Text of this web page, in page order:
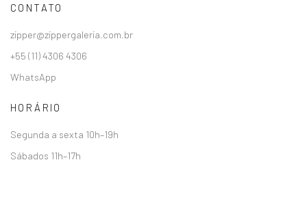
CONTATO
zipper@zippergaleria.com.br
+55 (11) 4306 4306
WhatsApp
HORÁRIO
Segunda a sexta 10h–19h
Sábados 11h–17h